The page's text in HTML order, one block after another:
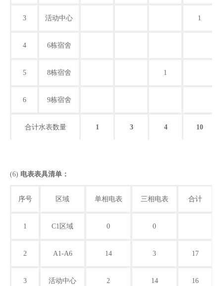
3 活动中心 1
4 6栋宿舍
5 8栋宿舍 1
6 9栋宿舍
合计水表数量 1 3 4 10
(6) 电表表具清单：
序号 区域 单相电表 三相电表 合计
1 C1区域 0 0
2 A1-A6 14 3 17
3 活动中心 2 14 16